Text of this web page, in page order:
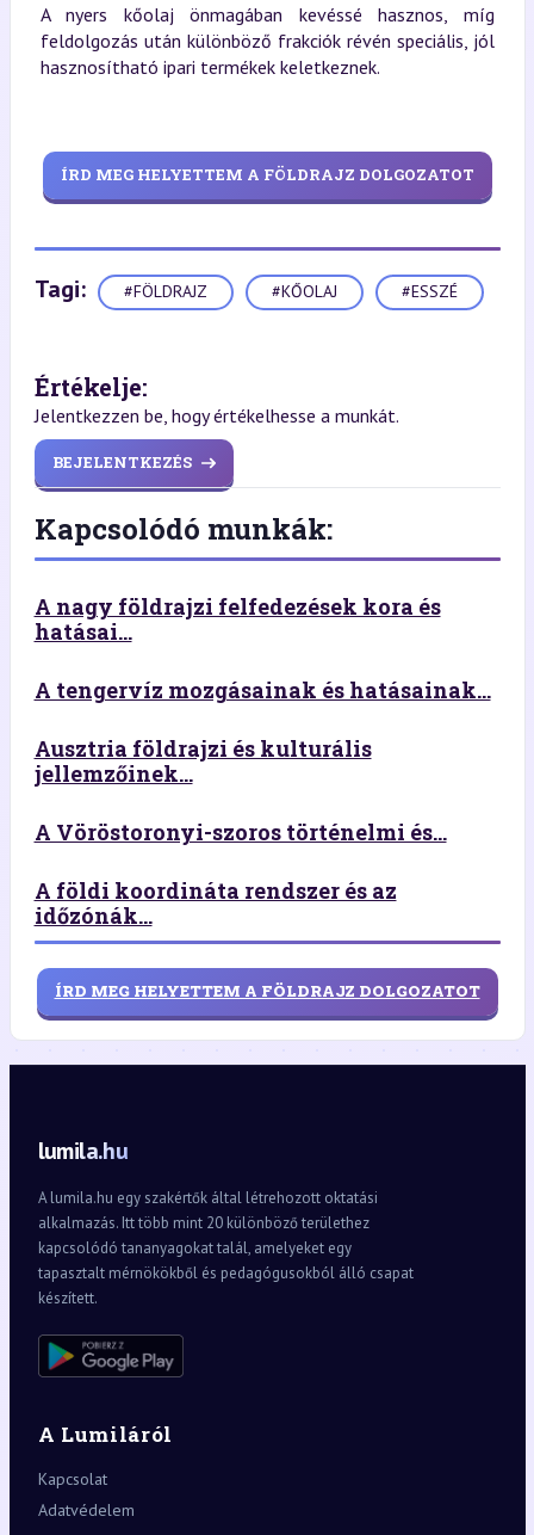
A nyers kőolaj önmagában kevéssé hasznos, míg
feldolgozás után különböző frakciók révén speciális, jól
hasznosítható ipari termékek keletkeznek.
ÍRD MEG HELYETTEM A FÖLDRAJZ DOLGOZATOT
Tagi: #FÖLDRAJZ #KŐOLAJ #ESSZÉ
Értékelje:
Jelentkezzen be, hogy értékelhesse a munkát.
BEJELENTKEZÉS
Kapcsolódó munkák:
A nagy földrajzi felfedezések kora és
hatásai...
A tengervíz mozgásainak és hatásainak...
Ausztria földrajzi és kulturális
jellemzőinek...
A Vöröstoronyi-szoros történelmi és...
A földi koordináta rendszer és az
időzónák...
ÍRD MEG HELYETTEM A FÖLDRAJZ DOLGOZATOT
lumila.hu
A lumila.hu egy szakértők által létrehozott oktatási
alkalmazás. Itt több mint 20 különböző területhez
kapcsolódó tananyagokat talál, amelyeket egy
tapasztalt mérnökökből és pedagógusokból álló csapat
készített.
A Lumiláról
Kapcsolat
Adatvédelem